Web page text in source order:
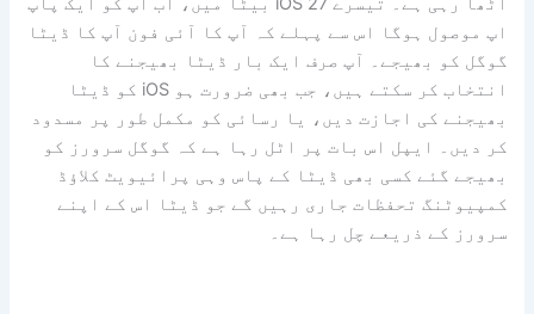
اپ موصول ہوگا اس سے پہلے کہ آپ کا آئی فون آپ کا ڈیٹا
گوگل کو بھیجے۔ آپ صرف ایک بار ڈیٹا بھیجنے کا
انتخاب کر سکتے ہیں، جب بھی ضرورت ہو iOS کو ڈیٹا
بھیجنے کی اجازت دیں، یا رسائی کو مکمل طور پر مسدود
کر دیں۔ ایپل اس بات پر اٹل رہا ہے کہ گوگل سرورز کو
بھیجے گئے کسی بھی ڈیٹا کے پاس وہی پرائیویٹ کلاؤڈ
کمپیوٹنگ تحفظات جاری رہیں گے جو ڈیٹا اس کے اپنے
سرورز کے ذریعے چل رہا ہے۔